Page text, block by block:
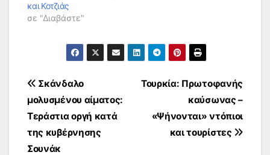
και Κοτζιάς
σε "Διαβάστε"
Πλοήγηση
άρθρων
Τουρκία: Πρωτοφανής
καύσωνας –
«Ψήνονται» ντόπιοι
και τουρίστες
Σκάνδαλο
μολυσμένου αίματος:
Τεράστια οργή κατά
της κυβέρνησης
Σουνάκ